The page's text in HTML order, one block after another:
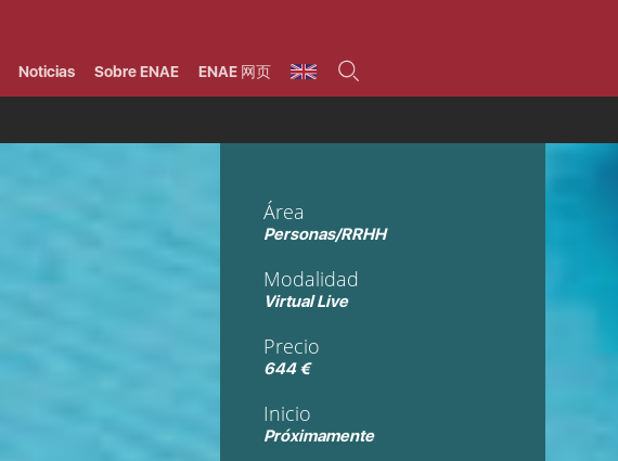
Bolsa de empleoMáster
Tecnología / Digital /
Comercial / Marketing/
Ventas
Administración de
empresas
Operaciones
Noticias Sobre ENAE ENAE 网页
Área
Personas/RRHH
Modalidad
Virtual Live
Precio
644 €
Inicio
Próximamente